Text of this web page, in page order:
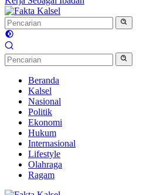
Beranda
Kalsel
Nasional
Politik
Ekonomi
Hukum
Internasional
Lifestyle
Olahraga
Ragam